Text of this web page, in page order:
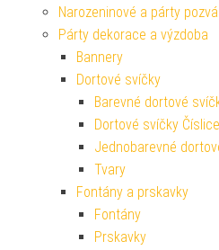
Narozeninové a párty
Párty dekorace a výzdoba
Bannery
Dortové svíčky
Barevné dortové
Dortové svíčky Číslice
Jednobarevné
Tvary
Fontány a prskavky
Fontány
Prskavky